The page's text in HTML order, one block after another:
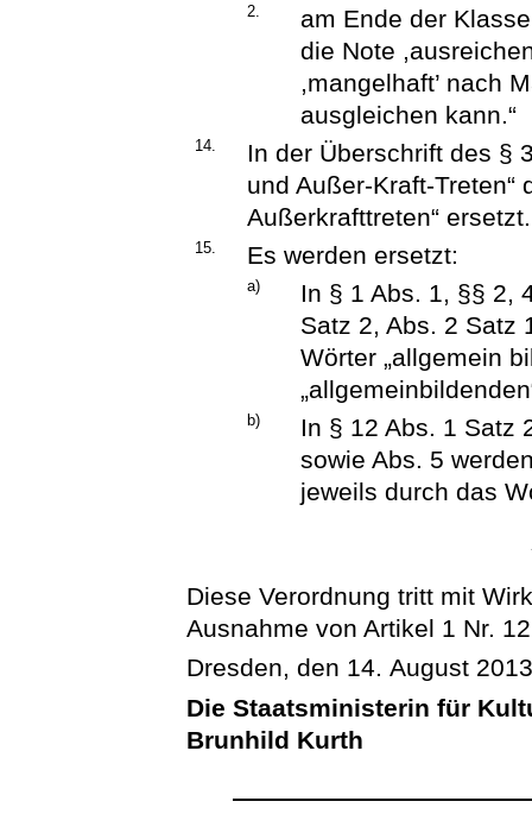
2.
am Ende der
die Note
,mangelhaft’ nach
ausgleichen kann.“
14.
In der Überschrift des §
und Außer-Kraft-Treten“
Außerkrafttreten“ ersetzt.
15. Es werden ersetzt:
a)
In § 1 Abs. 1, §§ 2,
Satz 2, Abs. 2 Satz
Wörter „allgemein
b)
In § 12 Abs. 1 Satz
sowie Abs. 5
jeweils durch das
Diese Verordnung tritt mit
Ausnahme von Artikel 1 Nr.
Dresden, den 14. August
Die Staatsministerin für
Brunhild Kurth